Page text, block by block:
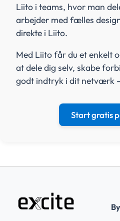
Liito i teams, hvor man
arbejder med fælles
direkte i Liito.
Med Liito får du et enkelt
at dele dig selv, skabe
godt indtryk i dit netværk
Start gratis